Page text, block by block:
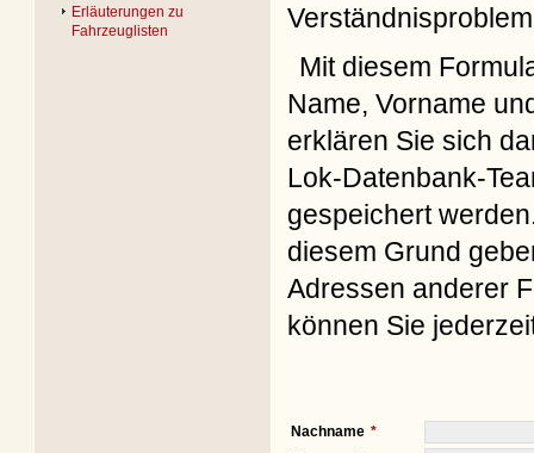
Erläuterungen zu
Fahrzeuglisten
Mit diesem
Name, Vorname
erklären Sie sich
Lok-Datenbank-
gespeichert
diesem Grund
Adressen anderer
können Sie
Nachname